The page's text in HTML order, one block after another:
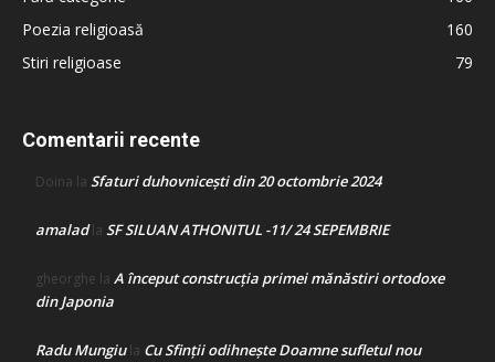
Poezia religioasă
160
Stiri religioase
79
Comentarii recente
Doina la Sfaturi duhovnicești din 20 octombrie 2024
amaladla SF SILUAN ATHONITUL -11/ 24 SEPEMBRIE
gheorghe la A început construcţia primei mănăstiri ortodoxe
din Japonia
Radu Mungiula Cu Sfinții odihnește Doamne sufletul nou